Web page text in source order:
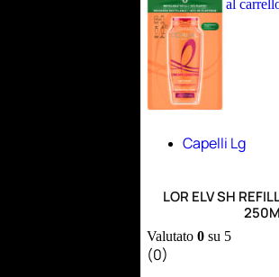
al
Capelli Lg
LOR ELV SH
Valutato 0su 5
(0)